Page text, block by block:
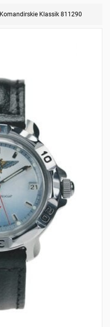
Komandirskie Klassik 811290